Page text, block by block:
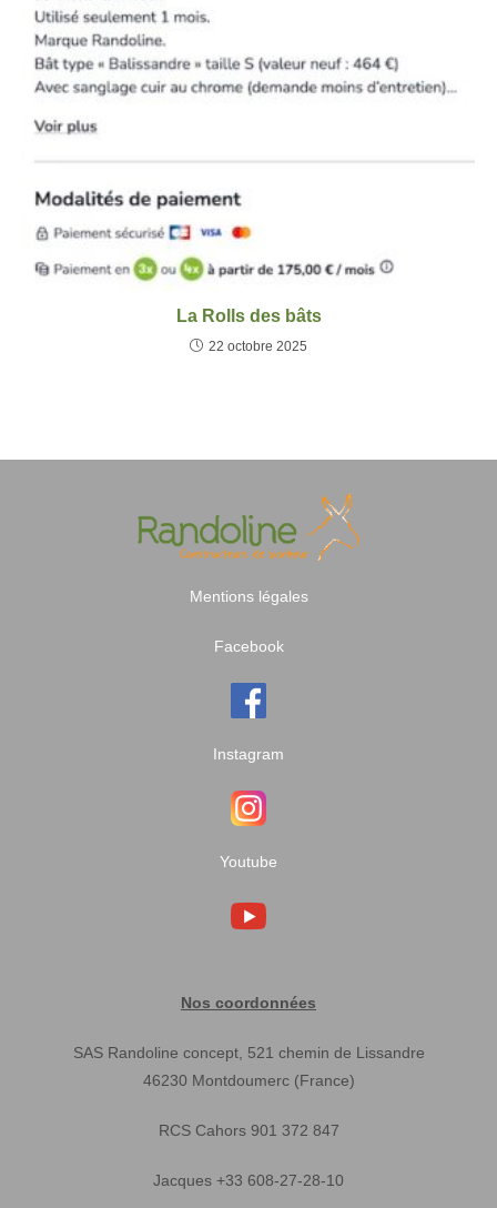
La Rolls des bâts
22 octobre 2025
Mentions légales
Facebook
Instagram
Youtube
Nos coordonnées
SAS Randoline concept, 521 chemin de Lissandre
46230 Montdoumerc (France)
RCS Cahors 901 372 847
Jacques +33 608-27-28-10